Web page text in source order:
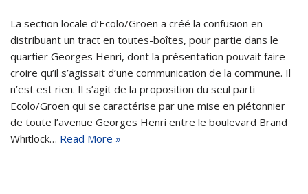
La section locale d’Ecolo/Groen a créé la confusion en
distribuant un tract en toutes-boîtes, pour partie dans le
quartier Georges Henri, dont la présentation pouvait faire
croire qu’il s’agissait d’une communication de la commune. Il
n’est est rien. Il s’agit de la proposition du seul parti
Ecolo/Groen qui se caractérise par une mise en piétonnier
de toute l’avenue Georges Henri entre le boulevard Brand
Whitlock… Read More »